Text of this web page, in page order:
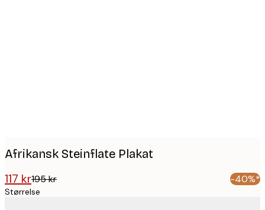
Afrikansk Steinflate Plakat
117 kr195 kr -40%*
Størrelse